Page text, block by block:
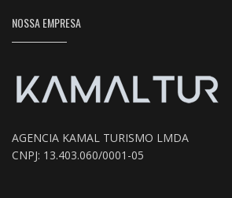
NOSSA EMPRESA
AGENCIA KAMAL TURISMO LMDA
CNPJ: 13.403.060/0001-05